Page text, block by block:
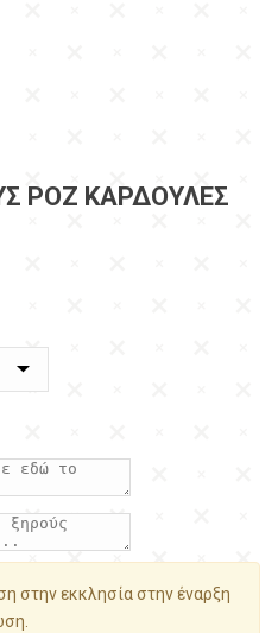
ΡΟΖ ΚΑΡΔΟΥΛΕΣ
στην εκκλησία στην έναρξη